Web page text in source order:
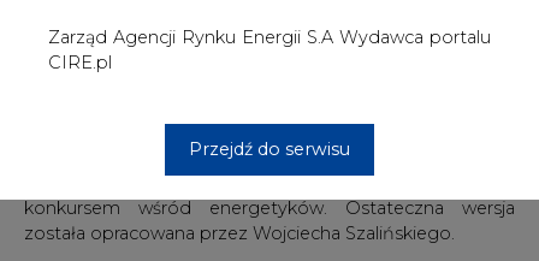
krótkofalowe. Stefan Manczarski opracował urządzenie,
które utrudniało lokalizację radiowych stacji nadawczych.
pocisków V2. Polscy energetycy opracowali także
wykrywacz min ziemnych.
Kiedy, z końcem wojny, Niemcy opuszczali w pośpiechu
okupowane ziemie, energetycy ratowali przed wywózką
w głąb Rzeszy wyposażenia elektrowni. Dla przykładu,